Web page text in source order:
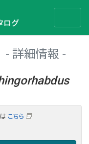
ログ
詳細情報
下のバナー(DBRP)か
こちら